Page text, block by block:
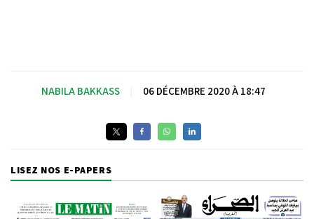
NABILA BAKKASS 06 DÉCEMBRE 2020 À 18:47
LISEZ NOS E-PAPERS